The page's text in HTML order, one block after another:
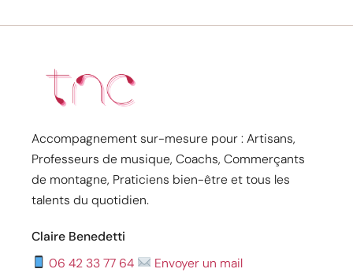
Accompagnement sur-mesure pour : Artisans,
Professeurs de musique, Coachs, Commerçants
de montagne, Praticiens bien-être et tous les
talents du quotidien.
Claire Benedetti
06 42 33 77 64
Envoyer un mail